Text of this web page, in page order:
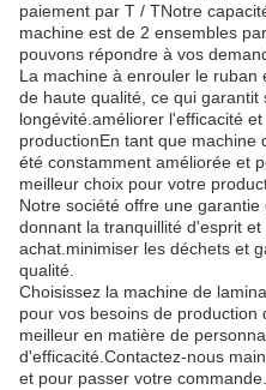
paiement par T / TNotre
machine est de 2 ensembles
pouvons répondre à vos
La machine à enrouler le
de haute qualité, ce qui garantit
longévité.améliorer l'efficacité
productionEn tant que machine
été constamment améliorée et
meilleur choix pour votre
Notre société offre une
donnant la tranquillité d'esprit
achat.minimiser les déchets et
qualité.
Choisissez la machine de
pour vos besoins de
meilleur en matière de
d'efficacité.Contactez-nous
et pour passer votre commande.